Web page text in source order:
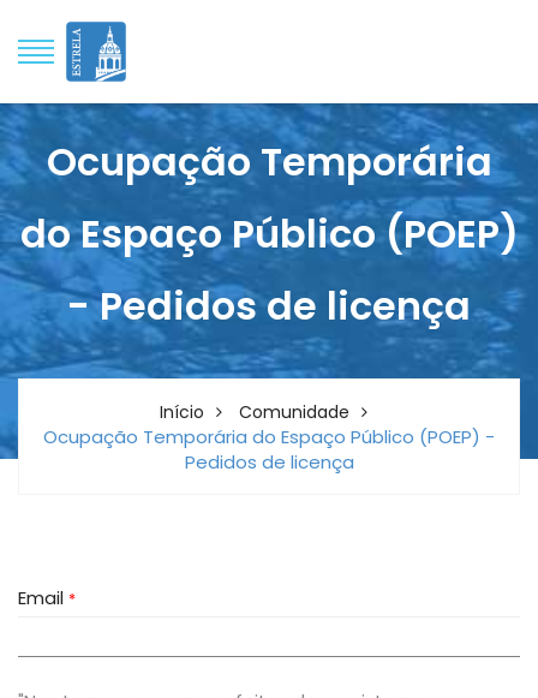
Ocupação Temporária
do Espaço Público (POEP)
- Pedidos de licença
Início Comunidade
Ocupação Temporária do Espaço Público (POEP) -
Pedidos de licença
Email *